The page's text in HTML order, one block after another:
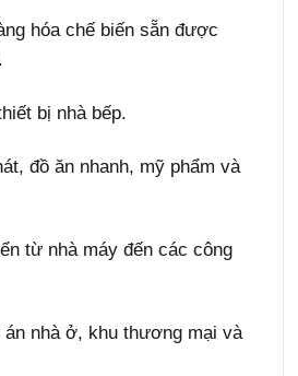
hóa chế biến sẵn được
bị nhà bếp.
đồ ăn nhanh, mỹ phẩm và
từ nhà máy đến các công
nhà ở, khu thương mại và